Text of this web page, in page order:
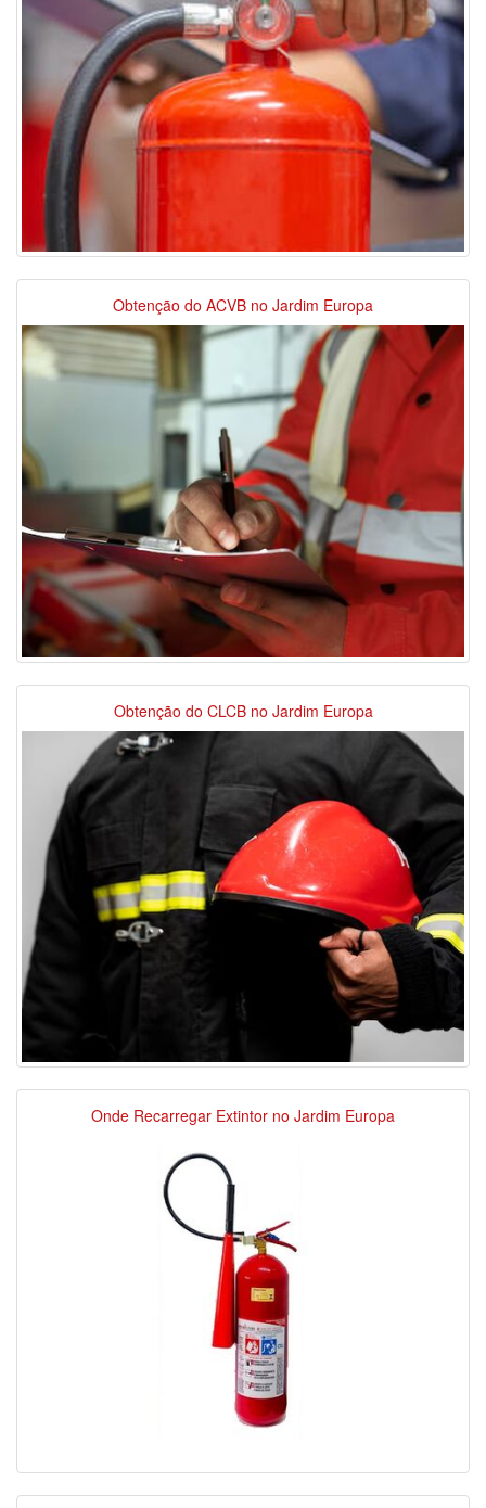
Obtenção do ACVB no Jardim Europa
Obtenção do CLCB no Jardim Europa
Onde Recarregar Extintor no Jardim Europa